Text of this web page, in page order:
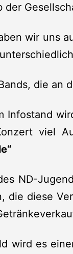
der
wir uns
die an
Infostand
viel
ND-
die diese
wird es